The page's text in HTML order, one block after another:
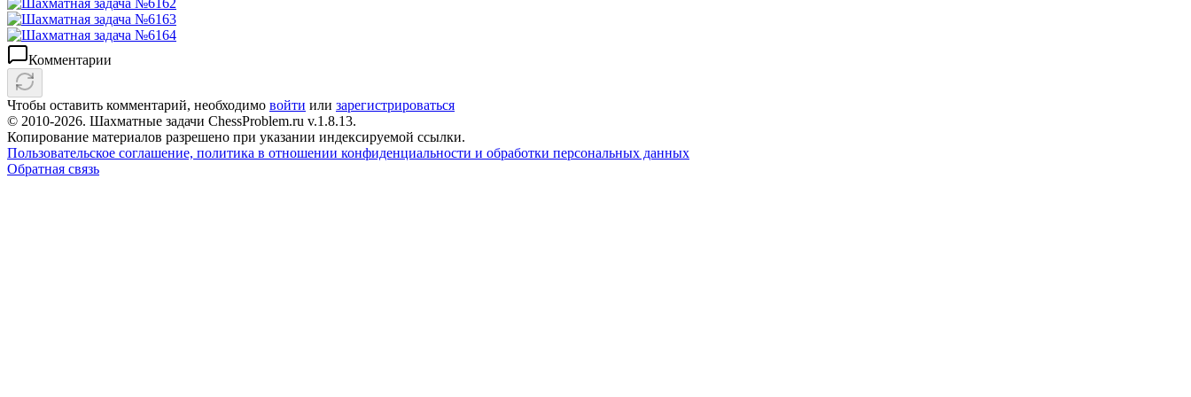
Комментарии
Чтобы оставить комментарий, необходимо войти или зарегистрироваться
© 2010-2026. Шахматные задачи ChessProblem.ru v.1.8.13.
Копирование материалов разрешено при указании индексируемой ссылки.
Пользовательское соглашение, политика в отношении конфиденциальности и обработки персональных данных
Обратная связь